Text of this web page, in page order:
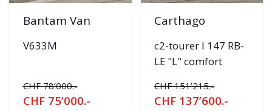
Bantam Van
V633M
CHF 78’000.-
CHF 75’000.-
Carthago
c2-tourer I 147 RB-
LE "L" comfort
CHF 151’215.-
CHF 137’600.-